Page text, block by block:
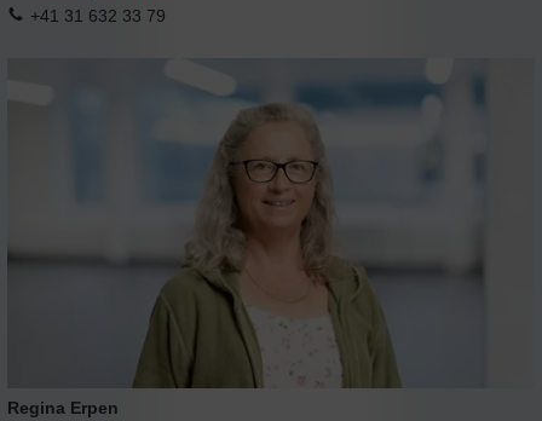
+41 31 632 33 79
Regina Erpen